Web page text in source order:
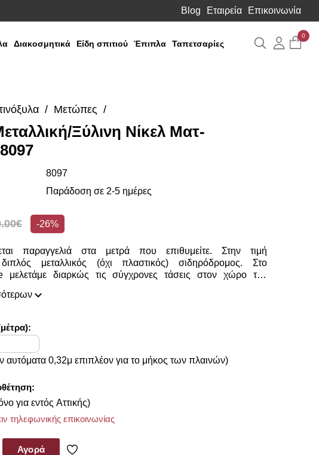
Blog Εταιρεία Επικοινωνία
Διακοσμητικά Είδη σπιτιού Έπιπλα Ταπετσαρίες Αναζήτηση
0
Μετώπες
Ξύλινη Νίκελ Ματ-
8097
Παράδοση σε 2-5 ημέρες
-26%
παραγγελιά στα μετρά που επιθυμείτε. Στην τιμή
διπλός μεταλλικός (όχι πλαστικός) σιδηρόδρομος. Στο
μελετάμε διαρκώς τις σύγχρονες τάσεις στον χώρο της
ποιότητα και το ασύγκριτο design, προκειμένου να είμαστε
αυτόματα 0,32μ επιπλέον για το μήκος των πλαινών)
για εντός Αττικής)
τηλεφωνικής επικοινωνίας
Αγορά